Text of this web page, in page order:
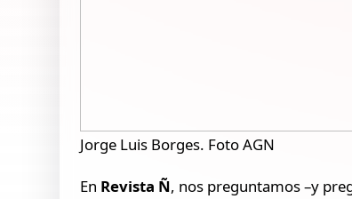
Jorge Luis Borges. Foto AGN
En Revista Ñ, nos preguntamos –y